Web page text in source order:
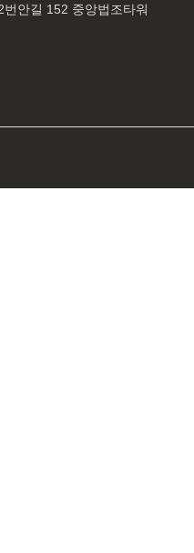
안길 152 중앙법조타워